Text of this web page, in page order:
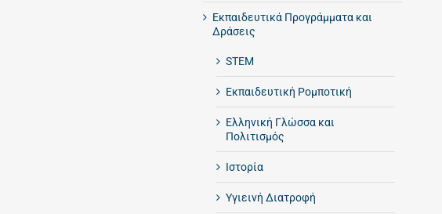
Εκπαιδευτικά Προγράμματα και
Δράσεις
STEM
Εκπαιδευτική Ρομποτική
Ελληνική Γλώσσα και
Πολιτισμός
Ιστορία
Υγιεινή Διατροφή